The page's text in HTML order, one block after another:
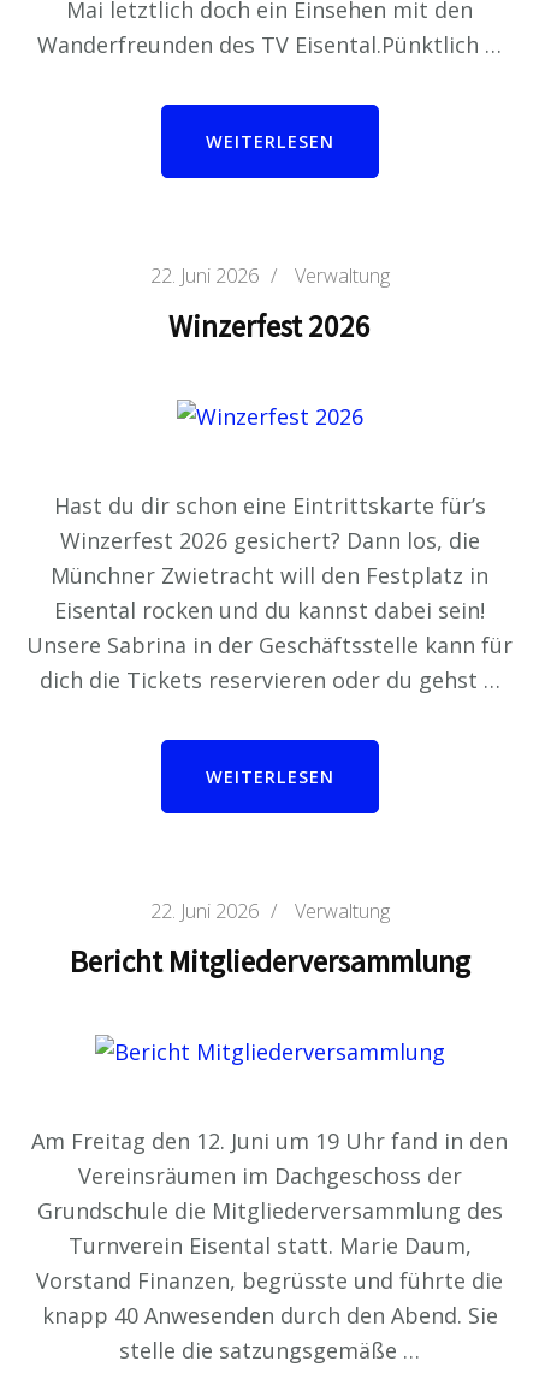
Mai letztlich doch ein Einsehen mit den
Wanderfreunden des TV Eisental.Pünktlich …
WEITERLESEN
22. Juni 2026 / Verwaltung
Winzerfest 2026
Hast du dir schon eine Eintrittskarte für’s
Winzerfest 2026 gesichert? Dann los, die
Münchner Zwietracht will den Festplatz in
Eisental rocken und du kannst dabei sein!
Unsere Sabrina in der Geschäftsstelle kann für
dich die Tickets reservieren oder du gehst …
WEITERLESEN
22. Juni 2026 / Verwaltung
Bericht Mitgliederversammlung
Am Freitag den 12. Juni um 19 Uhr fand in den
Vereinsräumen im Dachgeschoss der
Grundschule die Mitgliederversammlung des
Turnverein Eisental statt. Marie Daum,
Vorstand Finanzen, begrüsste und führte die
knapp 40 Anwesenden durch den Abend. Sie
stelle die satzungsgemäße …